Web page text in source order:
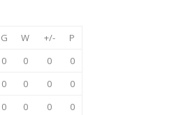
G W +/-
P
0 0 0
0
0 0 0
0
0 0 0
0